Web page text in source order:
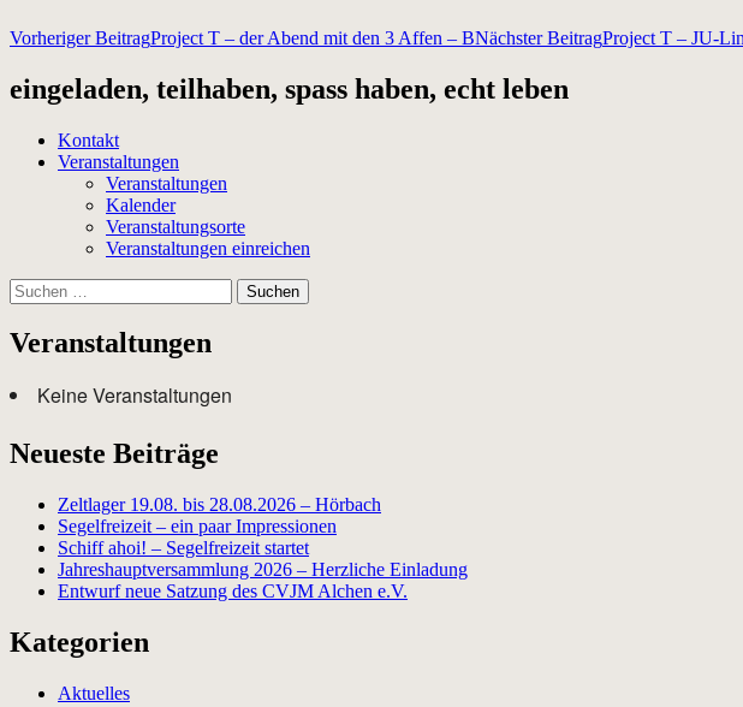
Beitragsnavigation
Vorheriger BeitragProject T – der Abend mit den 3 Affen – BNächster BeitragProject T – JU-
eingeladen, teilhaben, spass haben, echt leben
Kontakt
Veranstaltungen
Veranstaltungen
Kalender
Veranstaltungsorte
Veranstaltungen einreichen
Suchen
nach:
Veranstaltungen
Keine Veranstaltungen
Neueste Beiträge
Zeltlager 19.08. bis 28.08.2026 – Hörbach
Segelfreizeit – ein paar Impressionen
Schiff ahoi! – Segelfreizeit startet
Jahreshauptversammlung 2026 – Herzliche Einladung
Entwurf neue Satzung des CVJM Alchen e.V.
Kategorien
Aktuelles